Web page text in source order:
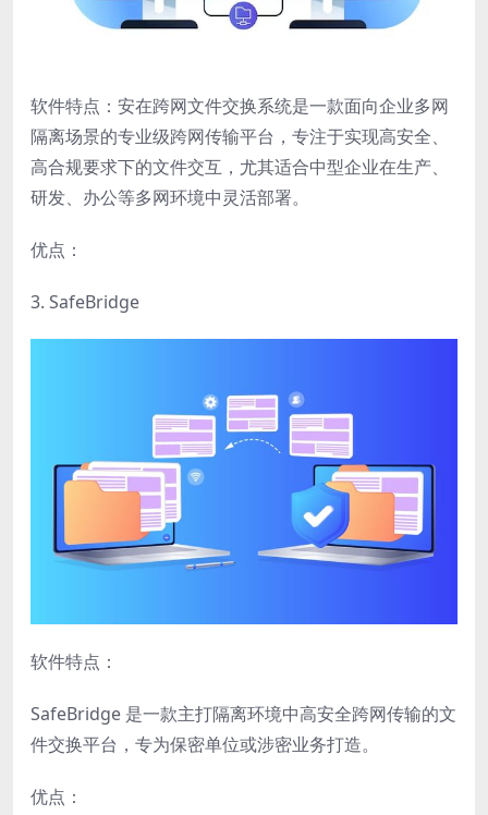
软件特点：安在跨网文件交换系统是一款面向企业多网
隔离场景的专业级跨网传输平台，专注于实现高安全、
高合规要求下的文件交互，尤其适合中型企业在生产、
研发、办公等多网环境中灵活部署。
优点：
3. SafeBridge
软件特点：
SafeBridge 是一款主打隔离环境中高安全跨网传输的文
件交换平台，专为保密单位或涉密业务打造。
优点：